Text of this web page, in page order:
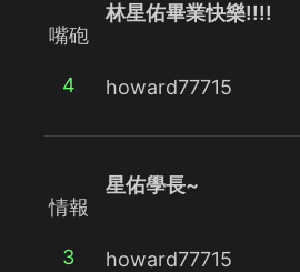
嘴砲
4
林星佑畢業快樂!!!!
howard77715
情報
3
星佑學長~
howard77715